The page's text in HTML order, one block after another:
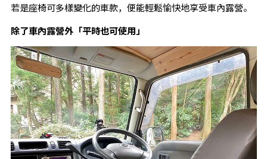
若是座椅可多樣變化的車款，便能輕鬆愉快地享受車內露營。
除了車內露營外「平時也可使用」